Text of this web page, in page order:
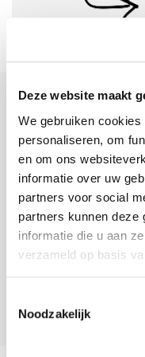
Deze website maakt
We gebruiken
personaliseren, om
en om ons
informatie over uw
partners voor social
partners kunnen deze
informatie die u aan
verzameld op basis
Noodzakelijk
Sinds 2006 uw
30 dagen
Vandaag besteld,